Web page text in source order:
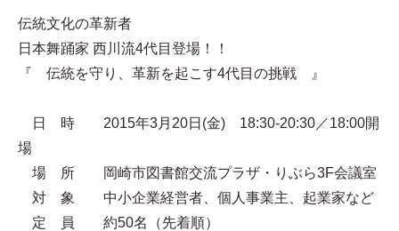
伝統文化の革新者
日本舞踊家 西川流4代目登場！！
『 伝統を守り、革新を起こす4代目の挑戦 』
日 時 2015年3月20日(金) 18:30-20:30／18:00開
場
場 所 岡崎市図書館交流プラザ・りぶら3F会議室
対 象 中小企業経営者、個人事業主、起業家など
定 員 約50名（先着順）